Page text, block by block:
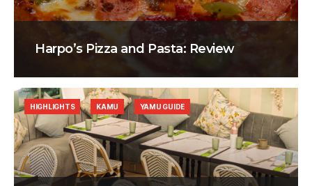
Harpo’s Pizza and Pasta: Review
HIGHLIGHTS KAMU YAMU GUIDE